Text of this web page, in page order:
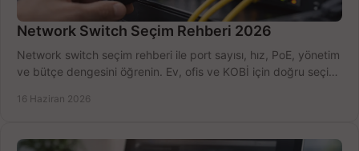
Network Switch Seçim Rehberi 2026
Network switch seçim rehberi ile port sayısı, hız, PoE, yönetim
ve bütçe dengesini öğrenin. Ev, ofis ve KOBİ için doğru seçimi
16 Haziran 2026